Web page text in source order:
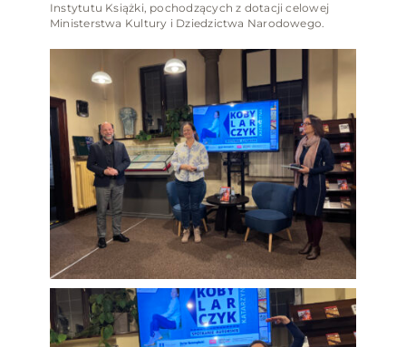
Instytutu Książki, pochodzących z dotacji celowej
Ministerstwa Kultury i Dziedzictwa Narodowego.